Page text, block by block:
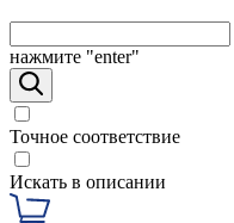
нажмите "enter"
Точное соответствие
Искать в описании